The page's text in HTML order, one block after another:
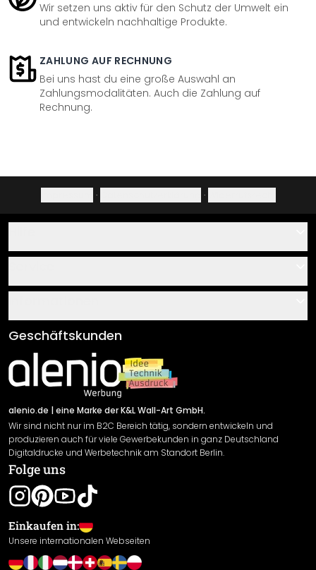
Wir setzen uns aktiv für den Schutz der Umwelt ein
und entwickeln nachhaltige Produkte.
ZAHLUNG AUF RECHNUNG
Bei uns hast du eine große Auswahl an
Zahlungsmodalitäten. Auch die Zahlung auf
Rechnung.
· ·
Über uns
Klebe- und Montageanleitungen
Newsletter An-/Abmeldung
Sendungsverfolgung
AGB
Impressum
Versand & Zahlung
Rücksendung
Widerrufsrecht
Datenschutzerklärung
Gewährleistung
Leistungserklärung / CE-Zeichen
Cookie Einstellungen
Geschäftskunden
alenio.de | eine Marke der K&L Wall-Art GmbH.
Wir sind nicht nur im B2C Bereich tätig, sondern entwickeln und
produzieren auch für viele Gewerbekunden in ganz Deutschland
Digitaldrucke und Werbetechnik am Standort Berlin.
Folge uns
Einkaufen in:
Unsere internationalen Webseiten